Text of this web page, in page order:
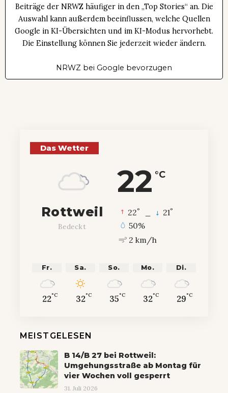
Beiträge der NRWZ häufiger in den „Top Stories“ an. Die
Auswahl kann außerdem beeinflussen, welche Quellen
Google in KI-Übersichten und im KI-Modus hervorhebt.
Die Einstellung können Sie jederzeit wieder ändern.
NRWZ bei Google bevorzugen
Das Wetter
22 °C
Rottweil
Bedeckt
22° 21°
50%
2 km/h
Fr.
22°C
Sa.
32°C
So.
35°C
Mo.
32°C
Di.
29°C
MEISTGELESEN
B 14/B 27 bei Rottweil:
Umgehungsstraße ab Montag für
vier Wochen voll gesperrt
31. Juli 2026